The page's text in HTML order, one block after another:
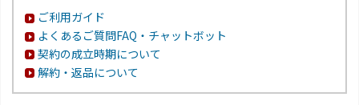
ご利用ガイド
よくあるご質問FAQ・チャットボット
契約の成立時期について
解約・返品について